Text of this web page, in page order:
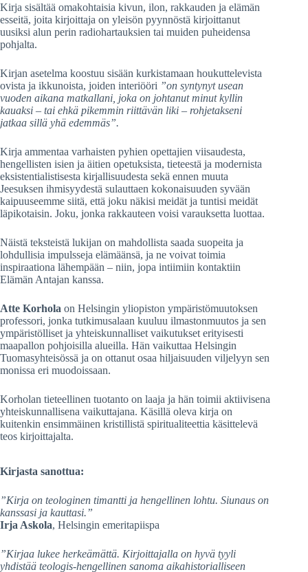
Kirja sisältää omakohtaisia kivun, ilon, rakkauden ja elämän
esseitä, joita kirjoittaja on yleisön pyynnöstä kirjoittanut
uusiksi alun perin radiohartauksien tai muiden puheidensa
pohjalta.
Kirjan asetelma koostuu sisään kurkistamaan houkuttelevista
ovista ja ikkunoista, joiden interiööri ”on syntynyt usean
vuoden aikana matkallani, joka on johtanut minut kyllin
kauaksi – tai ehkä pikemmin riittävän liki – rohjetakseni
jatkaa sillä yhä edemmäs”.
Kirja ammentaa varhaisten pyhien opettajien viisaudesta,
hengellisten isien ja äitien opetuksista, tieteestä ja modernista
eksistentialistisesta kirjallisuudesta sekä ennen muuta
Jeesuksen ihmisyydestä sulauttaen kokonaisuuden syvään
kaipuuseemme siitä, että joku näkisi meidät ja tuntisi meidät
läpikotaisin. Joku, jonka rakkauteen voisi varauksetta luottaa.
Näistä teksteistä lukijan on mahdollista saada suopeita ja
lohdullisia impulsseja elämäänsä, ja ne voivat toimia
inspiraationa lähempään – niin, jopa intiimiin kontaktiin
Elämän Antajan kanssa.
Atte Korhola on Helsingin yliopiston ympäristömuutoksen
professori, jonka tutkimusalaan kuuluu ilmastonmuutos ja sen
ympäristölliset ja yhteiskunnalliset vaikutukset erityisesti
maapallon pohjoisilla alueilla. Hän vaikuttaa Helsingin
Tuomasyhteisössä ja on ottanut osaa hiljaisuuden viljelyyn sen
monissa eri muodoissaan.
Korholan tieteellinen tuotanto on laaja ja hän toimii aktiivisena
yhteiskunnallisena vaikuttajana. Käsillä oleva kirja on
kuitenkin ensimmäinen kristillistä spiritualiteettia käsittelevä
teos kirjoittajalta.
Kirjasta sanottua:
”Kirja on teologinen timantti ja hengellinen lohtu. Siunaus on
kanssasi ja kauttasi.”
Irja Askola, Helsingin emeritapiispa
”Kirjaa lukee herkeämättä. Kirjoittajalla on hyvä tyyli
yhdistää teologis-hengellinen sanoma aikahistorialliseen